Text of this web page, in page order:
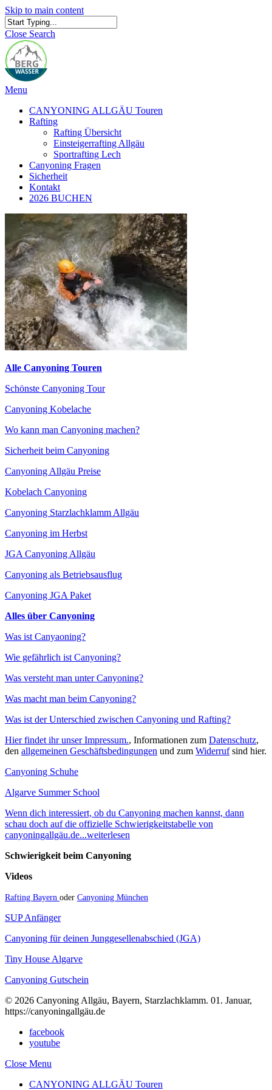
Skip to main content
Close Search
Menu
CANYONING ALLGÄU Touren
Rafting
Rafting Übersicht
Einsteigerrafting Allgäu
Sportrafting Lech
Canyoning Fragen
Sicherheit
Kontakt
2026 BUCHEN
Alle Canyoning Touren
Schönste Canyoning Tour
Canyoning Kobelache
Wo kann man Canyoning machen?
Sicherheit beim Canyoning
Canyoning Allgäu Preise
Kobelach Canyoning
Canyoning Starzlachklamm Allgäu
Canyoning im Herbst
JGA Canyoning Allgäu
Canyoning als Betriebsausflug
Canyoning JGA Paket
Alles über Canyoning
Was ist Canyaoning?
Wie gefährlich ist Canyoning?
Was versteht man unter Canyoning?
Was macht man beim Canyoning?
Was ist der Unterschied zwischen Canyoning und Rafting?
Hier findet ihr unser Impressum., Informationen zum Datenschutz,
den allgemeinen Geschäftsbedingungen und zum Widerrufsind hier.
Canyoning Schuhe
Algarve Summer School
Wenn dich interessiert, ob du Canyoning machen kannst, dann
schau doch auf die offizielle Schwierigkeitstabelle von
canyoningallgäu.de...weiterlesen
Schwierigkeit beim Canyoning
Videos
Rafting Bayern oder Canyoning München
SUP Anfänger
Canyoning für deinen Junggesellenabschied (JGA)
Tiny House Algarve
Canyoning Gutschein
© 2026 Canyoning Allgäu, Bayern, Starzlachklamm. 01. Januar,
https://canyoningallgäu.de
facebook
youtube
Close Menu
CANYONING ALLGÄU Touren